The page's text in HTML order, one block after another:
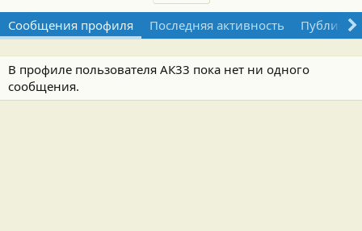
Сообщения профиля Последняя активность
В профиле пользователя АК33 пока нет ни одного
сообщения.